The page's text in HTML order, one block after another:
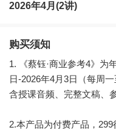
2026年4月(2讲)
购买须知
1. 《蔡钰·商业参考4》为
日-2026年4月3日（每周
含授课音频、完整文稿、
2.本产品为付费产品，